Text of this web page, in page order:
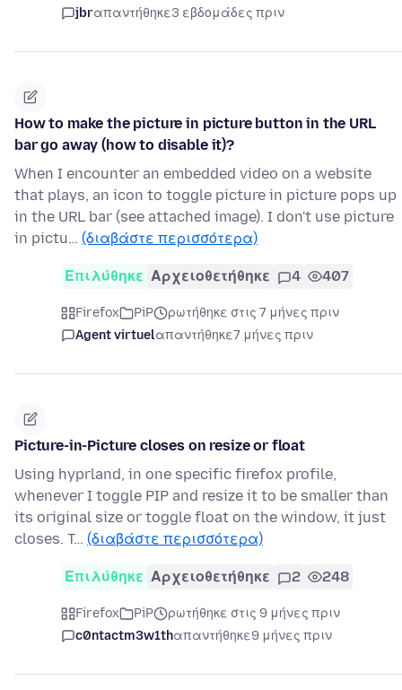
jbrαπαντήθηκε3 εβδομάδες πριν
How to make the picture in picture button in the URL
bar go away (how to disable it)?
When I encounter an embedded video on a website
that plays, an icon to toggle picture in picture pops up
in the URL bar (see attached image). I don't use picture
in pictu… (διαβάστε περισσότερα)
Επιλύθηκε Αρχειοθετήθηκε 4 407
Firefox PiP
ρωτήθηκε στις 7 μήνες πριν
Agent virtuelαπαντήθηκε7 μήνες πριν
Picture-in-Picture closes on resize or float
Using hyprland, in one specific firefox profile,
whenever I toggle PIP and resize it to be smaller than
its original size or toggle float on the window, it just
closes. T… (διαβάστε περισσότερα)
Επιλύθηκε Αρχειοθετήθηκε 2 248
Firefox PiP
ρωτήθηκε στις 9 μήνες πριν
c0ntactm3w1thαπαντήθηκε9 μήνες πριν